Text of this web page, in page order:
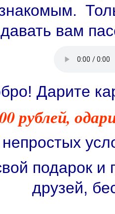
давать вам
Дарите
рублей,
подарок и
друзей,